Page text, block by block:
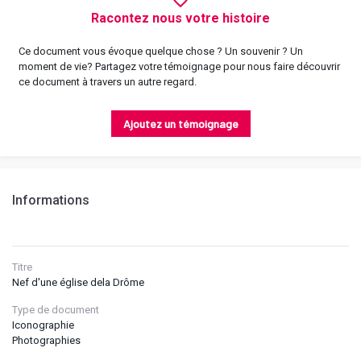
Informations
Titre
Nef d'une église dela Drôme
Type de document
Iconographie
Photographies
Racontez nous votre histoire
Ce document vous évoque quelque chose ? Un souvenir ? Un
moment de vie? Partagez votre témoignage pour nous faire découvrir
ce document à travers un autre regard.
Ajoutez un témoignage